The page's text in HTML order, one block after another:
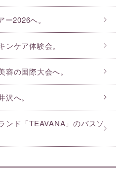
2026へ。
ケア体験会。
の国際大会へ。
へ。
ンド「TEAVANA」のバスソ